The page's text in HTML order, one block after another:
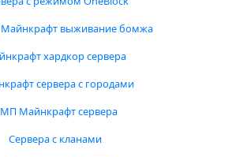
Майнкрафт выживание бомжа
хардкор сервера
сервера с городами
Майнкрафт сервера
Сервера с кланами